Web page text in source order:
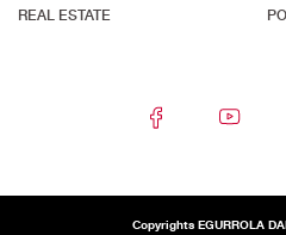
REAL ESTATE
Copyrights EGURROLA